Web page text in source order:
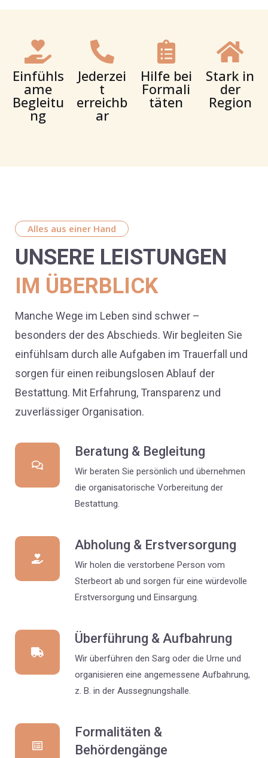
Einfühls
ame
Begleitu
ng
Jederzei
t
erreichb
ar
Hilfe bei
Formali
täten
Stark in
der
Region
Alles aus einer Hand
UNSERE LEISTUNGEN
IM ÜBERBLICK
Manche Wege im Leben sind schwer –
besonders der des Abschieds. Wir begleiten Sie
einfühlsam durch alle Aufgaben im Trauerfall und
sorgen für einen reibungslosen Ablauf der
Bestattung. Mit Erfahrung, Transparenz und
zuverlässiger Organisation.
Beratung & Begleitung
Wir beraten Sie persönlich und übernehmen
die organisatorische Vorbereitung der
Bestattung.
Abholung & Erstversorgung
Wir holen die verstorbene Person vom
Sterbeort ab und sorgen für eine würdevolle
Erstversorgung und Einsargung.
Überführung & Aufbahrung
Wir überführen den Sarg oder die Urne und
organisieren eine angemessene Aufbahrung,
z. B. in der Aussegnungshalle.
Formalitäten &
Behördengänge